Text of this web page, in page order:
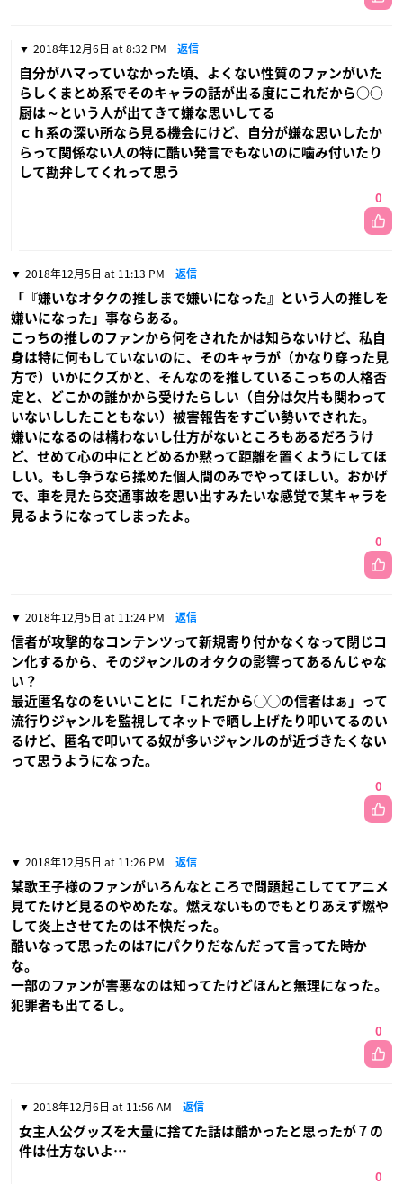
2018年12月6日 at 8:32 PM 返信
自分がハマっていなかった頃、よくない性質のファンがいた
らしくまとめ系でそのキャラの話が出る度にこれだから○○
厨は～という人が出てきて嫌な思いしてる
ｃｈ系の深い所なら見る機会にけど、自分が嫌な思いしたか
らって関係ない人の特に酷い発言でもないのに噛み付いたり
して勘弁してくれって思う
0
2018年12月5日 at 11:13 PM 返信
「『嫌いなオタクの推しまで嫌いになった』という人の推しを
嫌いになった」事ならある。
こっちの推しのファンから何をされたかは知らないけど、私自
身は特に何もしていないのに、そのキャラが（かなり穿った見
方で）いかにクズかと、そんなのを推しているこっちの人格否
定と、どこかの誰かから受けたらしい（自分は欠片も関わって
いないししたこともない）被害報告をすごい勢いでされた。
嫌いになるのは構わないし仕方がないところもあるだろうけ
ど、せめて心の中にとどめるか黙って距離を置くようにしてほ
しい。もし争うなら揉めた個人間のみでやってほしい。おかげ
で、車を見たら交通事故を思い出すみたいな感覚で某キャラを
見るようになってしまったよ。
0
2018年12月5日 at 11:24 PM 返信
信者が攻撃的なコンテンツって新規寄り付かなくなって閉じコ
ン化するから、そのジャンルのオタクの影響ってあるんじゃな
い？
最近匿名なのをいいことに「これだから◯◯の信者はぁ」って
流行りジャンルを監視してネットで晒し上げたり叩いてるのい
るけど、匿名で叩いてる奴が多いジャンルのが近づきたくない
って思うようになった。
0
2018年12月5日 at 11:26 PM 返信
某歌王子様のファンがいろんなところで問題起こしててアニメ
見てたけど見るのやめたな。燃えないものでもとりあえず燃や
して炎上させてたのは不快だった。
酷いなって思ったのは7にパクりだなんだって言ってた時か
な。
一部のファンが害悪なのは知ってたけどほんと無理になった。
犯罪者も出てるし。
0
2018年12月6日 at 11:56 AM 返信
女主人公グッズを大量に捨てた話は酷かったと思ったが７の
件は仕方ないよ…
0